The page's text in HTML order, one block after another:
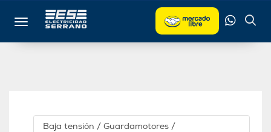
Toggle navigation
Baja tensión / Guardamotores /